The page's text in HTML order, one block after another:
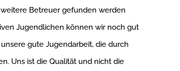
Betreuer gefunden werden
Jugendlichen können wir noch gut
gute Jugendarbeit, die durch
Uns ist die Qualität und nicht die